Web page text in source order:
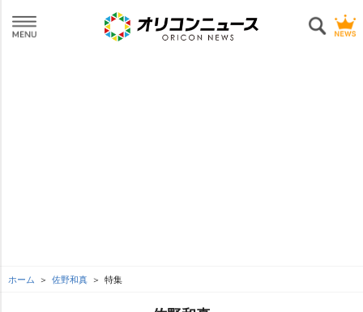
ホーム 佐野和真 特集